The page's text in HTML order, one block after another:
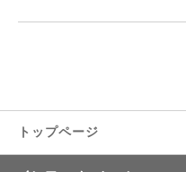
トップページ